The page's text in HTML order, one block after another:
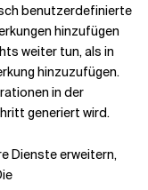
benutzerdefinierte
hinzufügen
weiter tun, als in
hinzuzufügen.
in der
generiert wird.
Dienste erweitern,